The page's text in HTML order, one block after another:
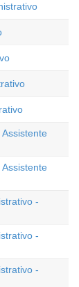
-
-
-